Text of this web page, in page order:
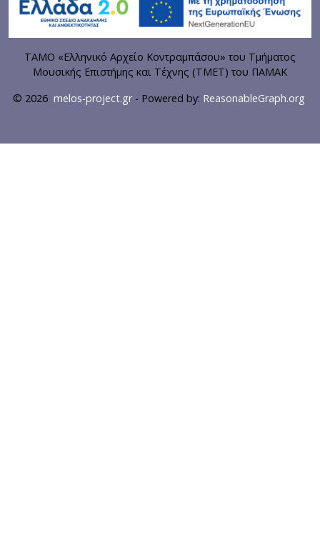
ΤΑΜΟ «Ελληνικό Αρχείο Κοντραμπάσου» του Τμήματος
Μουσικής Επιστήμης και Τέχνης (ΤΜΕΤ) του ΠΑΜΑΚ
© 2026 melos-project.gr- Powered by: ReasonableGraph.org